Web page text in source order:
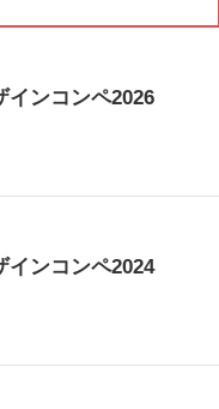
インコンペ2026
インコンペ2024